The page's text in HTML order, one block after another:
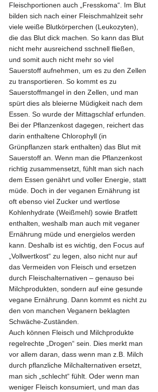
Fleischportionen auch „Fresskoma“. Im Blut
bilden sich nach einer Fleischmahlzeit sehr
viele weiße Blutkörperchen (Leukozyten),
die das Blut dick machen. So kann das Blut
nicht mehr ausreichend sschnell fließen,
und somit auch nicht mehr so viel
Sauerstoff aufnehmen, um es zu den Zellen
zu transportieren. So kommt es zu
Sauerstoffmangel in den Zellen, und man
spürt dies als bleierne Müdigkeit nach dem
Essen. So wurde der Mittagschlaf erfunden.
Bei der Pflanzenkost dagegen, reichert das
darin enthaltene Chlorophyll (in
Grünpflanzen stark enthalten) das Blut mit
Sauerstoff an. Wenn man die Pflanzenkost
richtig zusammensetzt, fühlt man sich nach
dem Essen genährt und voller Energie, statt
müde. Doch in der veganen Ernährung ist
oft ebenso viel Zucker und wertlose
Kohlenhydrate (Weißmehl) sowie Bratfett
enthalten, weshalb man auch mit veganer
Ernährung müde und energielos werden
kann. Deshalb ist es wichtig, den Focus auf
„Vollwertkost“ zu legen, also nicht nur auf
das Vermeiden von Fleisch und ersetzen
durch Fleischalternativen – genauso bei
Milchprodukten, sondern auf eine gesunde
vegane Ernährung. Dann kommt es nicht zu
den von manchen Veganern beklagten
Schwäche-Zuständen.
Auch können Fleisch und Milchprodukte
regelrechte „Drogen“ sein. Dies merkt man
vor allem daran, dass wenn man z.B. Milch
durch pflanzliche Milchalternativen ersetzt,
man sich „schlecht“ fühlt. Oder wenn man
weniger Fleisch konsumiert, und man das